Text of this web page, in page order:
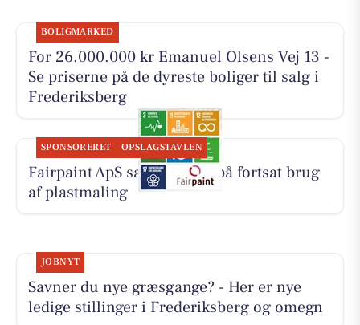
BOLIGMARKED
For 26.000.000 kr Emanuel Olsens Vej 13 -
Se priserne på de dyreste boliger til salg i
Frederiksberg
SPONSORERET OPSLAGSTAVLEN
Fairpaint ApS sætter fokus på fortsat brug
af plastmaling
JOBNYT
Savner du nye græsgange? - Her er nye
ledige stillinger i Frederiksberg og omegn